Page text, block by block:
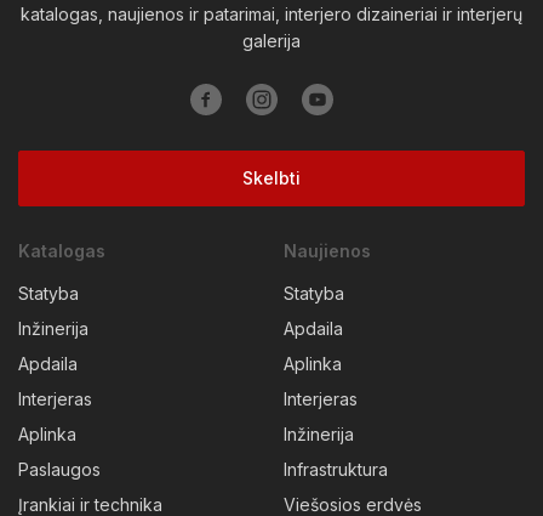
katalogas, naujienos ir patarimai, interjero dizaineriai ir interjerų
galerija
Skelbti
Katalogas
Statyba
Inžinerija
Apdaila
Interjeras
Aplinka
Paslaugos
Įrankiai ir technika
Naujienos
Statyba
Apdaila
Aplinka
Interjeras
Inžinerija
Infrastruktura
Viešosios erdvės